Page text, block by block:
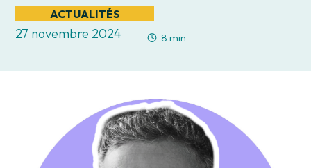
ACTUALITÉS
27 novembre 2024 8 min